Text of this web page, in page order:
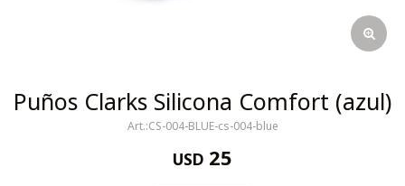
Puños Clarks Silicona Comfort (azul)
CS-004-BLUE-cs-004-blue
USD 25